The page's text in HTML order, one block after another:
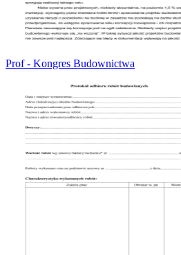
Prof - Kongres Budownictwa